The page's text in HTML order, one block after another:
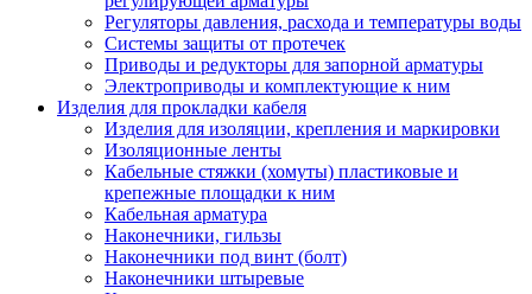
Регуляторы давления, расхода и температуры воды
Системы защиты от протечек
Приводы и редукторы для запорной арматуры
Электроприводы и комплектующие к ним
Изделия для прокладки кабеля
Изделия для изоляции, крепления и маркировки
Изоляционные ленты
Кабельные стяжки (хомуты) пластиковые и
крепежные площадки к ним
Кабельная арматура
Наконечники, гильзы
Наконечники под винт (болт)
Наконечники штыревые